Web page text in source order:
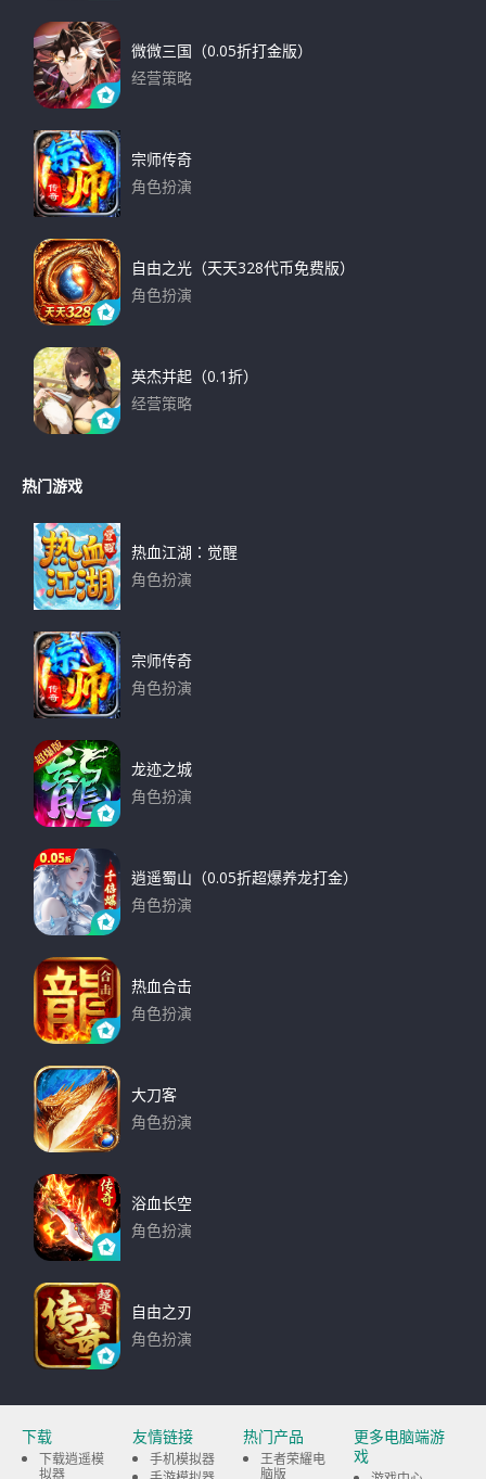
微微三国（0.05折打金版）
经营策略
宗师传奇
角色扮演
自由之光（天天328代币免费版）
角色扮演
英杰并起（0.1折）
经营策略
热门游戏
热血江湖：觉醒
角色扮演
宗师传奇
角色扮演
龙迹之城
角色扮演
逍遥蜀山（0.05折超爆养龙打金）
角色扮演
热血合击
角色扮演
大刀客
角色扮演
浴血长空
角色扮演
自由之刃
角色扮演
下载
下载逍遥模
拟器
友情链接
手机模拟器
热门产品
王者荣耀电
脑版
更多电脑端游
戏